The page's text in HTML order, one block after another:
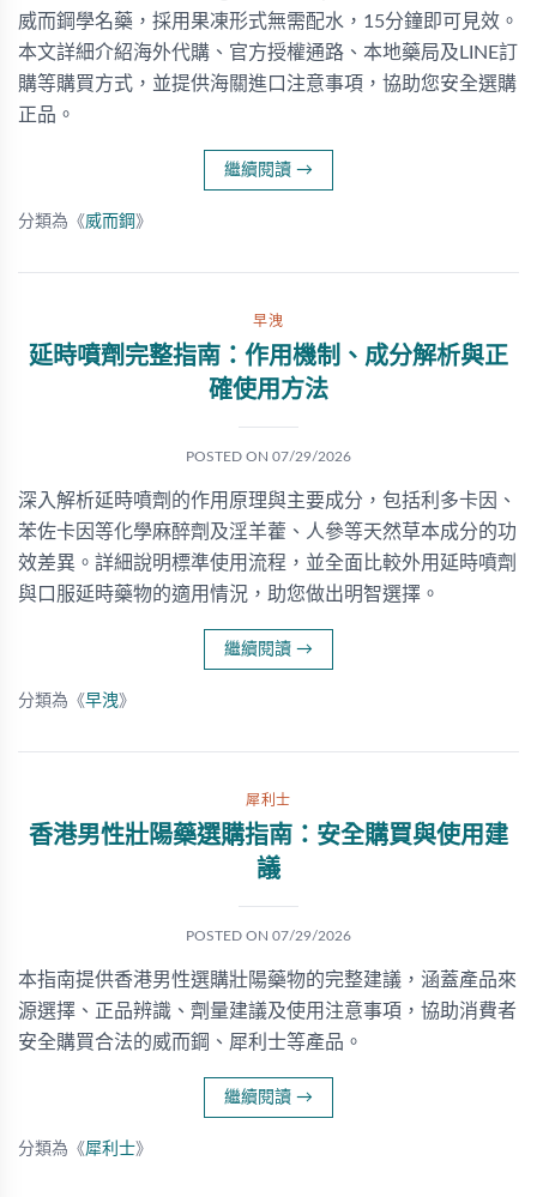
威而鋼學名藥，採用果凍形式無需配水，15分鐘即可見效。
本文詳細介紹海外代購、官方授權通路、本地藥局及LINE訂
購等購買方式，並提供海關進口注意事項，協助您安全選購
正品。
繼續閱讀 →
分類為《威而鋼 》
早洩
延時噴劑完整指南：作用機制、成分解析與正
確使用方法
POSTED ON 07/29/2026
深入解析延時噴劑的作用原理與主要成分，包括利多卡因、
苯佐卡因等化學麻醉劑及淫羊藿、人參等天然草本成分的功
效差異。詳細說明標準使用流程，並全面比較外用延時噴劑
與口服延時藥物的適用情況，助您做出明智選擇。
繼續閱讀 →
分類為《早洩》
犀利士
香港男性壯陽藥選購指南：安全購買與使用建
議
POSTED ON 07/29/2026
本指南提供香港男性選購壯陽藥物的完整建議，涵蓋產品來
源選擇、正品辨識、劑量建議及使用注意事項，協助消費者
安全購買合法的威而鋼、犀利士等產品。
繼續閱讀 →
分類為《犀利士》